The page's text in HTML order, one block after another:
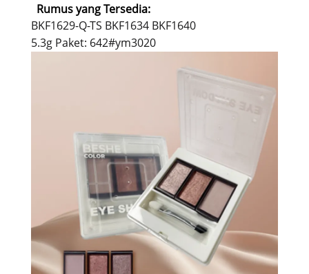
Rumus yang Tersedia:
BKF1629-Q-TS BKF1634 BKF1640
5.3g Paket: 642#ym3020